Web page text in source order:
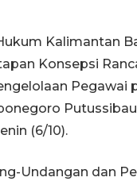
Kalimantan
Konsepsi
Pegawai
(6/10).
Undangan dan